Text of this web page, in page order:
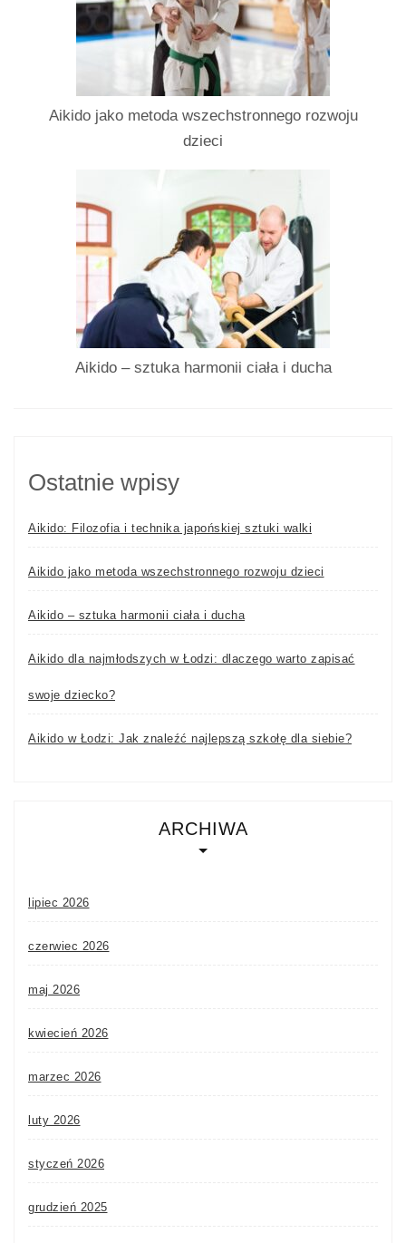
Aikido jako metoda wszechstronnego rozwoju
dzieci
Aikido – sztuka harmonii ciała i ducha
Ostatnie wpisy
Aikido: Filozofia i technika japońskiej sztuki walki
Aikido jako metoda wszechstronnego rozwoju dzieci
Aikido – sztuka harmonii ciała i ducha
Aikido dla najmłodszych w Łodzi: dlaczego warto zapisać
swoje dziecko?
Aikido w Łodzi: Jak znaleźć najlepszą szkołę dla siebie?
ARCHIWA
lipiec 2026
czerwiec 2026
maj 2026
kwiecień 2026
marzec 2026
luty 2026
styczeń 2026
grudzień 2025